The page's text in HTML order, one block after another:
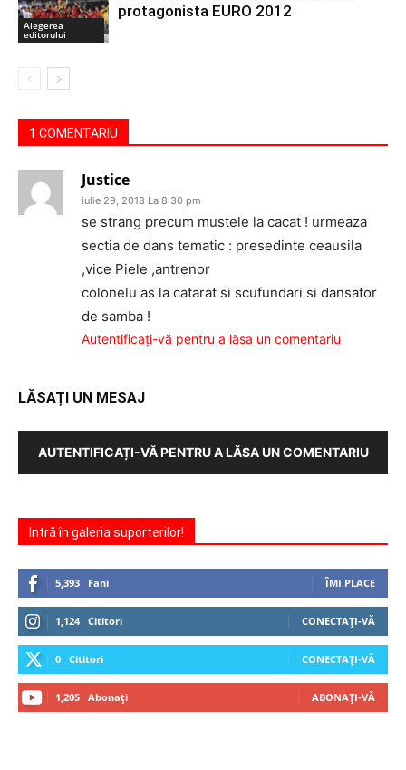
Alegerea
editorului
protagonista EURO 2012
1 COMENTARIU
Justice
iulie 29, 2018 La 8:30 pm
se strang precum mustele la cacat ! urmeaza
sectia de dans tematic : presedinte ceausila
,vice Piele ,antrenor
colonelu as la catarat si scufundari si dansator
de samba !
Autentificați-vă pentru a lăsa un comentariu
LĂSAȚI UN MESAJ
AUTENTIFICAȚI-VĂ PENTRU A LĂSA UN COMENTARIU
Intră în galeria suporterilor!
5,393 Fani ÎMI PLACE
1,124 Cititori CONECTAȚI-VĂ
0 Cititori CONECTAȚI-VĂ
1,205 Abonați ABONAȚI-VĂ